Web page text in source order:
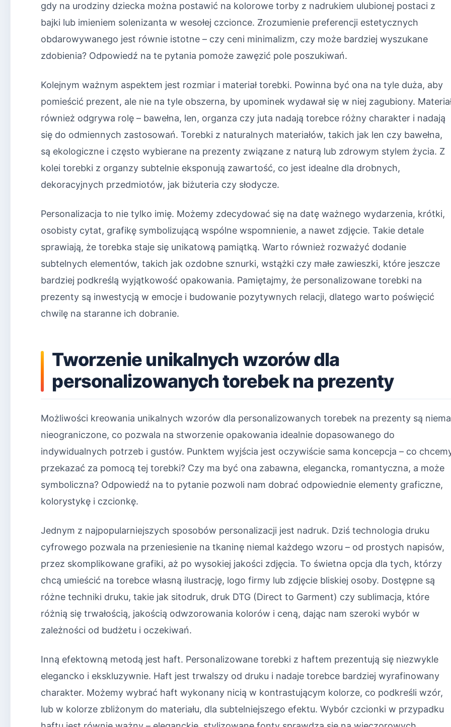
gdy na urodziny dziecka można postawić na kolorowe torby z nadrukiem ulubionej postaci z
bajki lub imieniem solenizanta w wesołej czcionce. Zrozumienie preferencji estetycznych
obdarowywanego jest równie istotne – czy ceni minimalizm, czy może bardziej wyszukane
zdobienia? Odpowiedź na te pytania pomoże zawęzić pole poszukiwań.
Kolejnym ważnym aspektem jest rozmiar i materiał torebki. Powinna być ona na tyle duża, aby
pomieścić prezent, ale nie na tyle obszerna, by upominek wydawał się w niej zagubiony.
również odgrywa rolę – bawełna, len, organza czy juta nadają torebce różny charakter i nadają
się do odmiennych zastosowań. Torebki z naturalnych materiałów, takich jak len czy bawełna,
są ekologiczne i często wybierane na prezenty związane z naturą lub zdrowym stylem życia. Z
kolei torebki z organzy subtelnie eksponują zawartość, co jest idealne dla drobnych,
dekoracyjnych przedmiotów, jak biżuteria czy słodycze.
Personalizacja to nie tylko imię. Możemy zdecydować się na datę ważnego wydarzenia, krótki,
osobisty cytat, grafikę symbolizującą wspólne wspomnienie, a nawet zdjęcie. Takie detale
sprawiają, że torebka staje się unikatową pamiątką. Warto również rozważyć dodanie
subtelnych elementów, takich jak ozdobne sznurki, wstążki czy małe zawieszki, które jeszcze
bardziej podkreślą wyjątkowość opakowania. Pamiętajmy, że personalizowane torebki na
prezenty są inwestycją w emocje i budowanie pozytywnych relacji, dlatego warto poświęcić
chwilę na staranne ich dobranie.
Tworzenie unikalnych wzorów dla
personalizowanych torebek na prezenty
Możliwości kreowania unikalnych wzorów dla personalizowanych torebek na prezenty są
nieograniczone, co pozwala na stworzenie opakowania idealnie dopasowanego do
indywidualnych potrzeb i gustów. Punktem wyjścia jest oczywiście sama koncepcja – co
przekazać za pomocą tej torebki? Czy ma być ona zabawna, elegancka, romantyczna, a może
symboliczna? Odpowiedź na to pytanie pozwoli nam dobrać odpowiednie elementy graficzne,
kolorystykę i czcionkę.
Jednym z najpopularniejszych sposobów personalizacji jest nadruk. Dziś technologia druku
cyfrowego pozwala na przeniesienie na tkaninę niemal każdego wzoru – od prostych napisów,
przez skomplikowane grafiki, aż po wysokiej jakości zdjęcia. To świetna opcja dla tych, którzy
chcą umieścić na torebce własną ilustrację, logo firmy lub zdjęcie bliskiej osoby. Dostępne są
różne techniki druku, takie jak sitodruk, druk DTG (Direct to Garment) czy sublimacja, które
różnią się trwałością, jakością odwzorowania kolorów i ceną, dając nam szeroki wybór w
zależności od budżetu i oczekiwań.
Inną efektowną metodą jest haft. Personalizowane torebki z haftem prezentują się niezwykle
elegancko i ekskluzywnie. Haft jest trwalszy od druku i nadaje torebce bardziej wyrafinowany
charakter. Możemy wybrać haft wykonany nicią w kontrastującym kolorze, co podkreśli wzór,
lub w kolorze zbliżonym do materiału, dla subtelniejszego efektu. Wybór czcionki w przypadku